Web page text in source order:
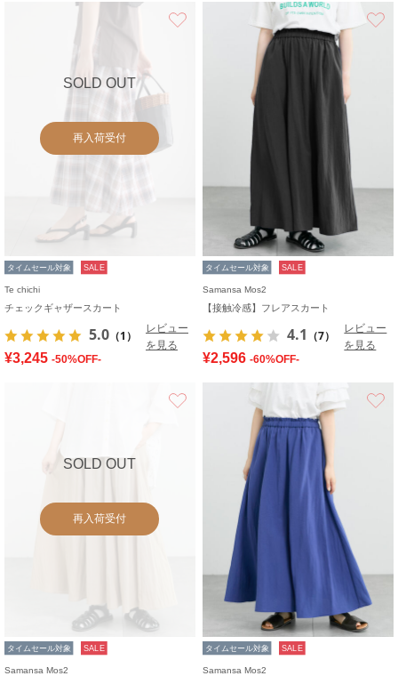
SOLD OUT
再入荷受付
タイムセール対象 SALE
Te chichi
チェックギャザースカート
5.0 （1）
レビュー
を見る
¥3,245 -50%OFF-
タイムセール対象 SALE
Samansa Mos2
【接触冷感】フレアスカート
4.1 （7）
レビュー
を見る
¥2,596 -60%OFF-
SOLD OUT
再入荷受付
タイムセール対象 SALE
Samansa Mos2
タイムセール対象 SALE
Samansa Mos2